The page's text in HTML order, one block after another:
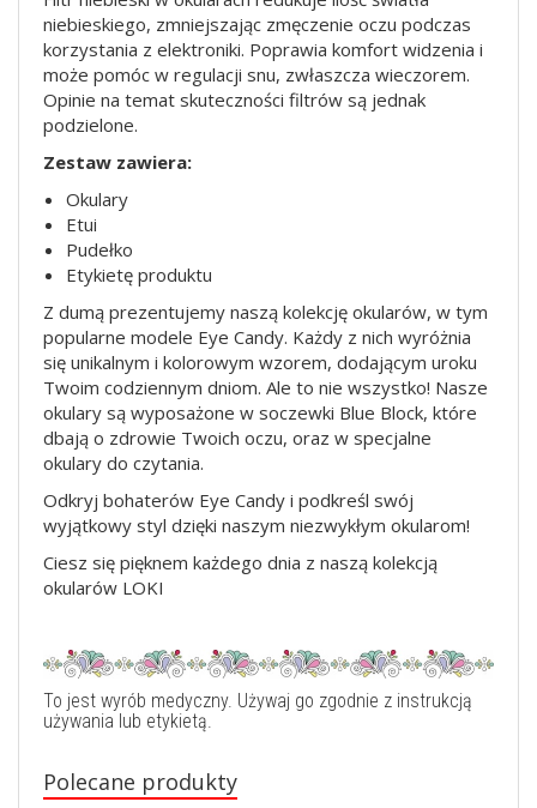
niebieskiego, zmniejszając zmęczenie oczu podczas
korzystania z elektroniki. Poprawia komfort widzenia i
może pomóc w regulacji snu, zwłaszcza wieczorem.
Opinie na temat skuteczności filtrów są jednak
podzielone.
Zestaw zawiera:
Okulary
Etui
Pudełko
Etykietę produktu
Z dumą prezentujemy naszą kolekcję okularów, w tym
popularne modele Eye Candy. Każdy z nich wyróżnia
się unikalnym i kolorowym wzorem, dodającym uroku
Twoim codziennym dniom. Ale to nie wszystko! Nasze
okulary są wyposażone w soczewki Blue Block, które
dbają o zdrowie Twoich oczu, oraz w specjalne
okulary do czytania.
Odkryj bohaterów Eye Candy i podkreśl swój
wyjątkowy styl dzięki naszym niezwykłym okularom!
Ciesz się pięknem każdego dnia z naszą kolekcją
okularów LOKI
To jest wyrób medyczny. Używaj go zgodnie z instrukcją
używania lub etykietą.
Polecane produkty